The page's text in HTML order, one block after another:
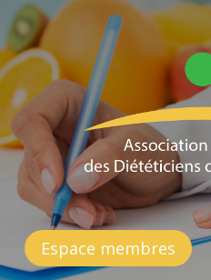
Espace membres